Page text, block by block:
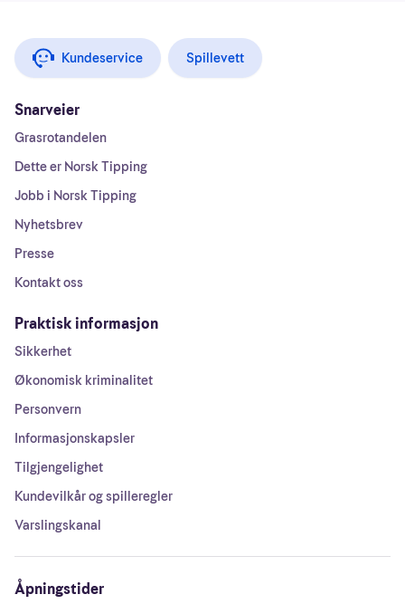
Kundeservice Spillevett
Snarveier
Grasrotandelen
Dette er Norsk Tipping
Jobb i Norsk Tipping
Nyhetsbrev
Presse
Kontakt oss
Praktisk informasjon
Sikkerhet
Økonomisk kriminalitet
Personvern
Informasjonskapsler
Tilgjengelighet
Kundevilkår og spilleregler
Varslingskanal
Åpningstider